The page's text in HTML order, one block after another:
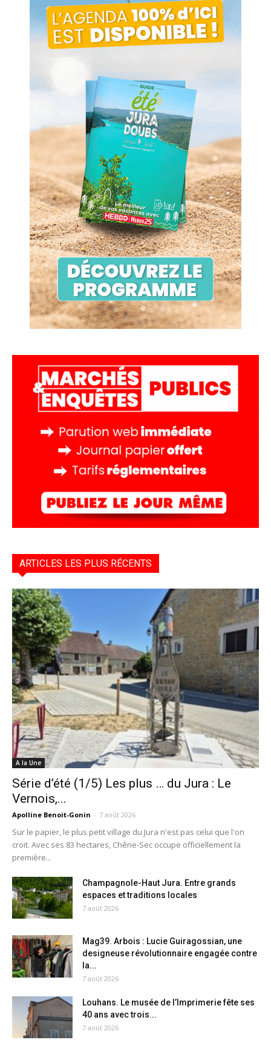
ARTICLES LES PLUS RÉCENTS
A la Une
Série d’été (1/5) Les plus … du Jura : Le
Vernois,...
Apolline Benoit-Gonin - 7 août 2026
Sur le papier, le plus petit village du Jura n'est pas celui que l'on
croit. Avec ses 83 hectares, Chêne-Sec occupe officiellement la
première...
Champagnole-Haut Jura. Entre grands
espaces et traditions locales
7 août 2026
Mag39. Arbois : Lucie Guiragossian, une
designeuse révolutionnaire engagée contre
la...
7 août 2026
Louhans. Le musée de l’Imprimerie fête ses
40 ans avec trois...
7 août 2026